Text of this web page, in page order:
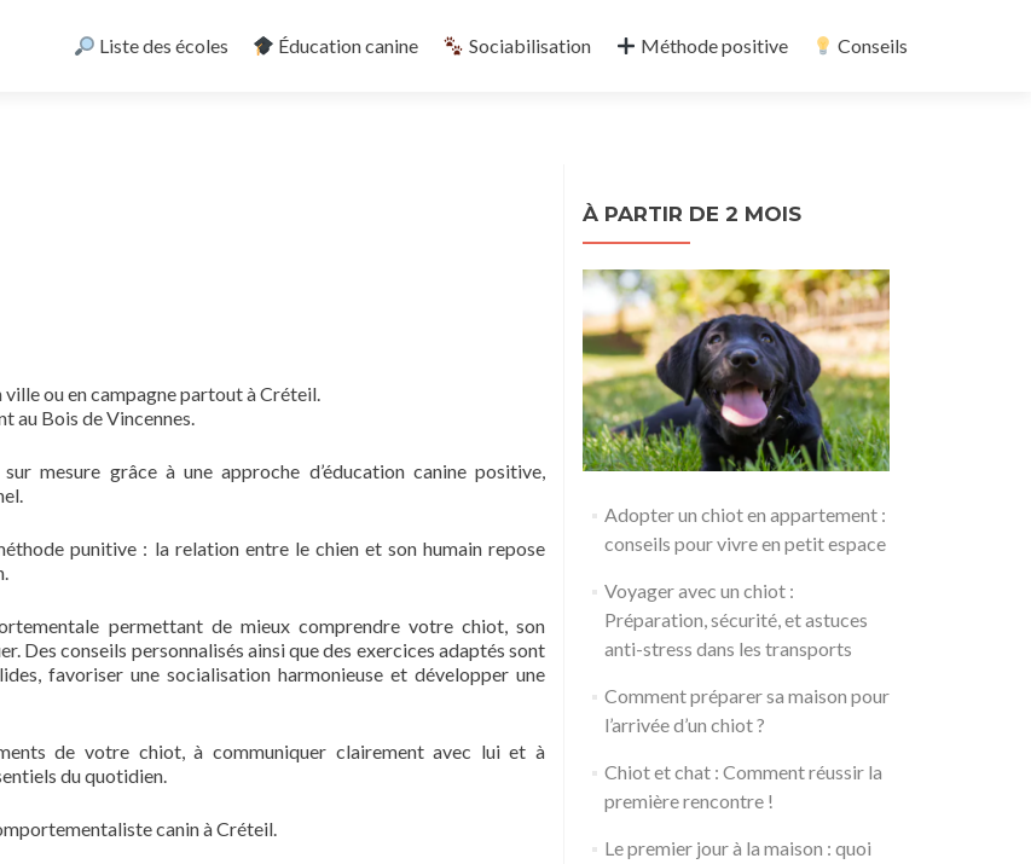
to Liste des écoles Éducation canine Sociabilisation Méthode positive Conseils
ville ou en campagne partout à Créteil.
au Bois de Vincennes.
mesure grâce à une approche d’éducation canine positive,
punitive : la relation entre le chien et son humain repose
permettant de mieux comprendre votre chiot, son
Des conseils personnalisés ainsi que des exercices adaptés sont
favoriser une socialisation harmonieuse et développer une
de votre chiot, à communiquer clairement avec lui et à
du quotidien.
canin à Créteil.
À PARTIR DE 2 MOIS
Adopter un chiot en appartement :
conseils pour vivre en petit espace
Voyager avec un chiot :
Préparation, sécurité, et astuces
anti-stress dans les transports
Comment préparer sa maison pour
l’arrivée d’un chiot ?
Chiot et chat : Comment réussir la
première rencontre !
Le premier jour à la maison : quoi